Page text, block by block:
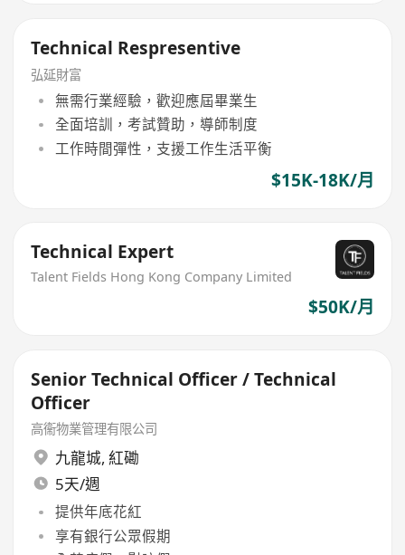
Technical Respresentive
弘延財富
無需行業經驗，歡迎應屆畢業生
全面培訓，考試贊助，導師制度
工作時間彈性，支援工作生活平衡
$15K-18K/月
Technical Expert
Talent Fields Hong Kong Company Limited
$50K/月
Senior Technical Officer / Technical
Officer
高衞物業管理有限公司
九龍城, 紅磡
5天/週
提供年底花紅
享有銀行公眾假期